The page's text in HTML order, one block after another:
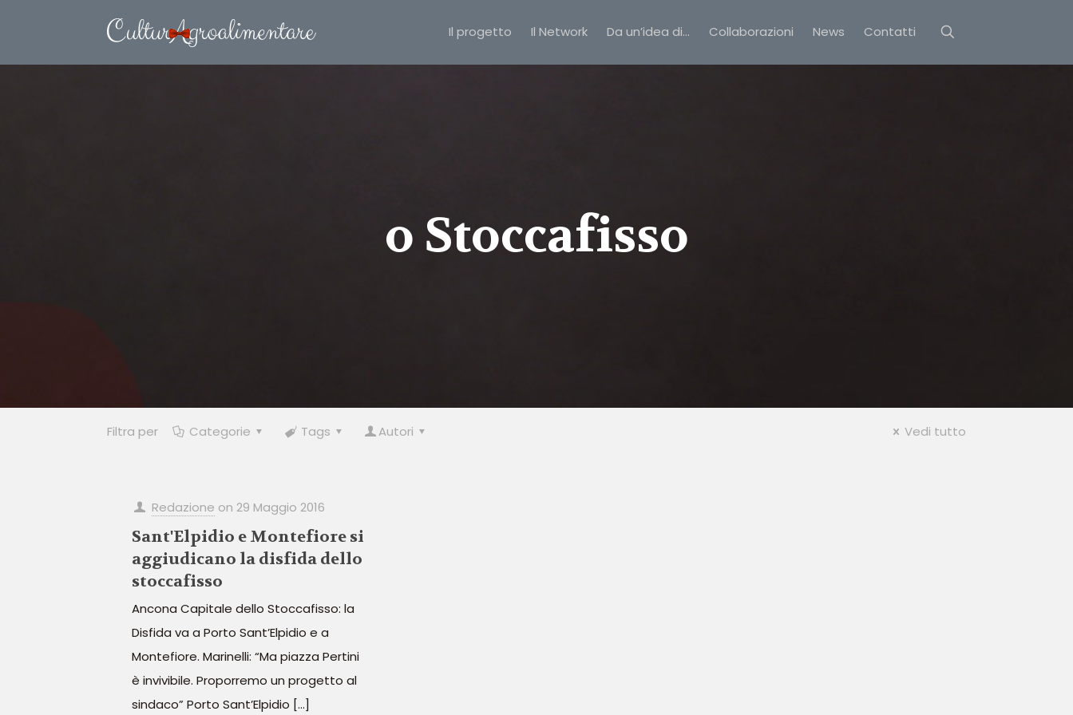
Il progetto Il Network Da un’idea di… Collaborazioni News Contatti
o Stoccafisso
Filtra per Categorie Tags Autori Vedi tutto
Redazione on 29 Maggio 2016
Sant'Elpidio e Montefiore si
aggiudicano la disfida dello
stoccafisso
Ancona Capitale dello Stoccafisso: la
Disfida va a Porto Sant’Elpidio e a
Montefiore. Marinelli: “Ma piazza Pertini
è invivibile. Proporremo un progetto al
sindaco” Porto Sant’Elpidio […]